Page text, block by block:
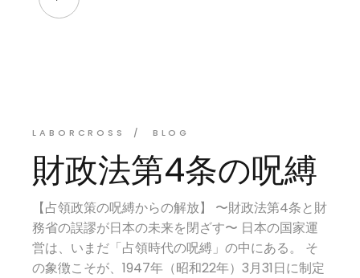
LABORCROSS BLOG
財政法第4条の呪縛
【占領政策の呪縛からの解放】 〜財政法第4条と財
務省の誤謬が日本の未来を閉ざす〜 日本の国家運
営は、いまだ「占領時代の呪縛」の中にある。 そ
の象徴こそが、1947年（昭和22年）3月31日に制定